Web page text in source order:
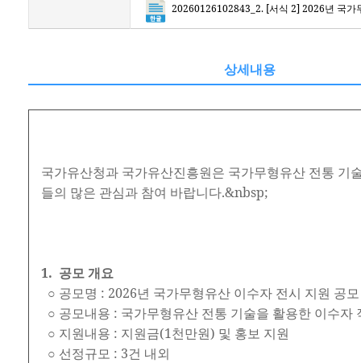
20260126102843_2. [서식 2] 2026년 국가
상세내용
국가유산청과 국가유산진흥원은 국가무형유산 전통 기
들의 많은 관심과 참여 바랍니다.&nbsp;
1. 공모 개요
○ 공모명 : 2026년 국가무형유산 이수자 전시 지원 공모
○ 공모내용 : 국가무형유산 전통 기술을 활용한 이수자
○ 지원내용 : 지원금(1천만원) 및 홍보 지원
○ 선정규모 : 3건 내외